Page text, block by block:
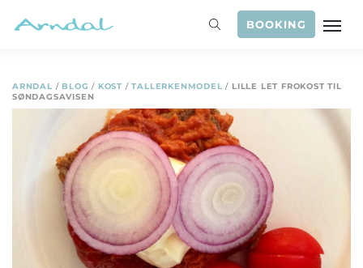
BOOKING
ARNDAL / BLOG / KOST /TALLERKENMODEL / LILLE LET FROKOST TIL
SØNDAGSAVISEN